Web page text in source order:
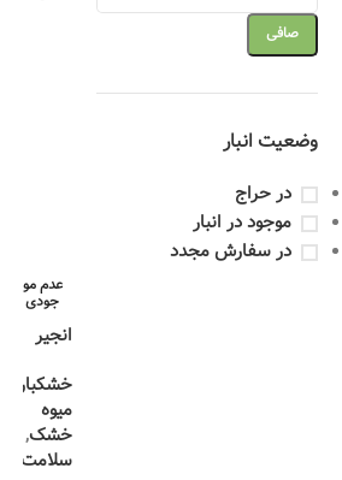
صافی
وضعیت انبار
در حراج
موجود در انبار
در سفارش مجدد
عدم مو
جودی
انجیر
لوکس
پرک
خشکبار
میوه
خشک,
سلامت